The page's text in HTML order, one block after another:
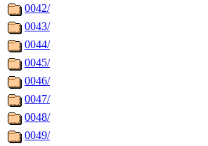
0042/
0043/
0044/
0045/
0046/
0047/
0048/
0049/